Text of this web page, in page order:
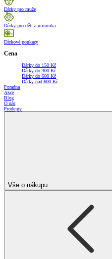
Dárky pro muže
Dárky pro děti a minimka
Dárkové poukazy
Cena
Dárky do 150 Kč
Dárky do 300 Kč
Dárky do 600 Kč
Dárky nad 600 Kč
Poradna
Akce
Blog
O nás
Prodejny
Vše o nákupu